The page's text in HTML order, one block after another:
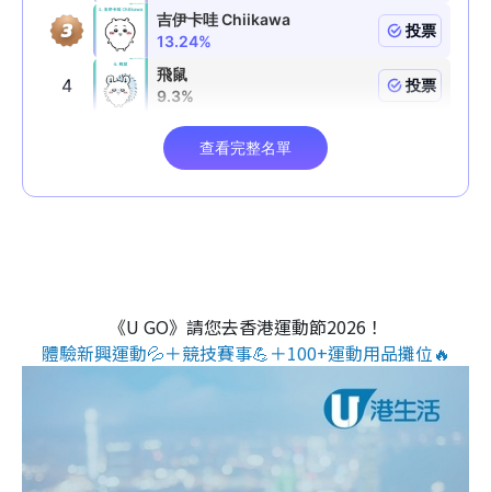
《U GO》請您去香港運動節2026！
體驗新興運動💦＋競技賽事💪＋100+運動用品攤位🔥